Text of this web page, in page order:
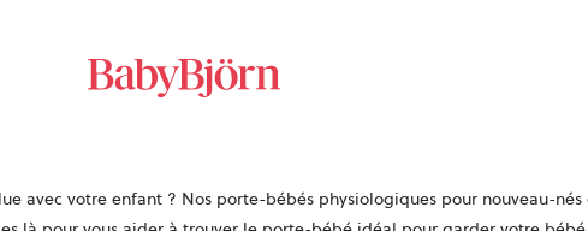
avec votre enfant ? Nos porte-bébés physiologiques pour nouveau-